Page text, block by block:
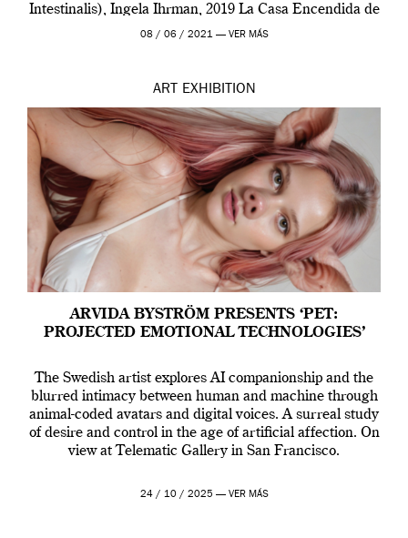
Intestinalis), Ingela Ihrman, 2019 La Casa Encendida de
Madrid y la Wellcome […]
08 / 06 / 2021 — VER MÁS
ART EXHIBITION
ARVIDA BYSTRÖM PRESENTS ‘PET:
PROJECTED EMOTIONAL TECHNOLOGIES’
The Swedish artist explores AI companionship and the
blurred intimacy between human and machine through
animal-coded avatars and digital voices. A surreal study
of desire and control in the age of artificial affection. On
view at Telematic Gallery in San Francisco.
24 / 10 / 2025 — VER MÁS